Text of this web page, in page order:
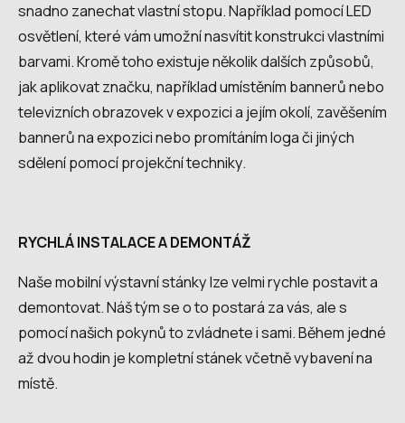
snadno zanechat vlastní stopu. Například pomocí LED
osvětlení, které vám umožní nasvítit konstrukci vlastními
barvami. Kromě toho existuje několik dalších způsobů,
jak aplikovat značku, například umístěním bannerů nebo
televizních obrazovek v expozici a jejím okolí, zavěšením
bannerů na expozici nebo promítáním loga či jiných
sdělení pomocí projekční techniky.
RYCHLÁ INSTALACE A DEMONTÁŽ
Naše mobilní výstavní stánky lze velmi rychle postavit a
demontovat. Náš tým se o to postará za vás, ale s
pomocí našich pokynů to zvládnete i sami. Během jedné
až dvou hodin je kompletní stánek včetně vybavení na
místě.